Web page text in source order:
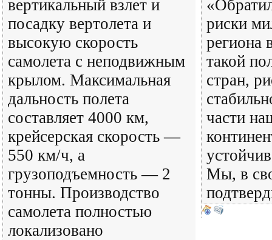
вертикальный взлет и
посадку вертолета и
высокую скорость
самолета с неподвижным
крылом. Максимальная
дальность полета
составляет 4000 км,
крейсерская скорость —
550 км/ч, а
грузоподъемность — 2
тонны. Производство
самолета полностью
локализовано
риски
региона
такой
стран,
части
Мы, в